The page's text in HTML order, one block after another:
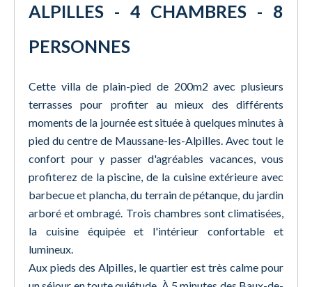
ALPILLES - 4 CHAMBRES - 8
PERSONNES
Cette villa de plain-pied de 200m2 avec plusieurs
terrasses pour profiter au mieux des différents
moments de la journée est située à quelques minutes à
pied du centre de Maussane-les-Alpilles. Avec tout le
confort pour y passer d'agréables vacances, vous
profiterez de la piscine, de la cuisine extérieure avec
barbecue et plancha, du terrain de pétanque, du jardin
arboré et ombragé. Trois chambres sont climatisées,
la cuisine équipée et l'intérieur confortable et
lumineux.
Aux pieds des Alpilles, le quartier est très calme pour